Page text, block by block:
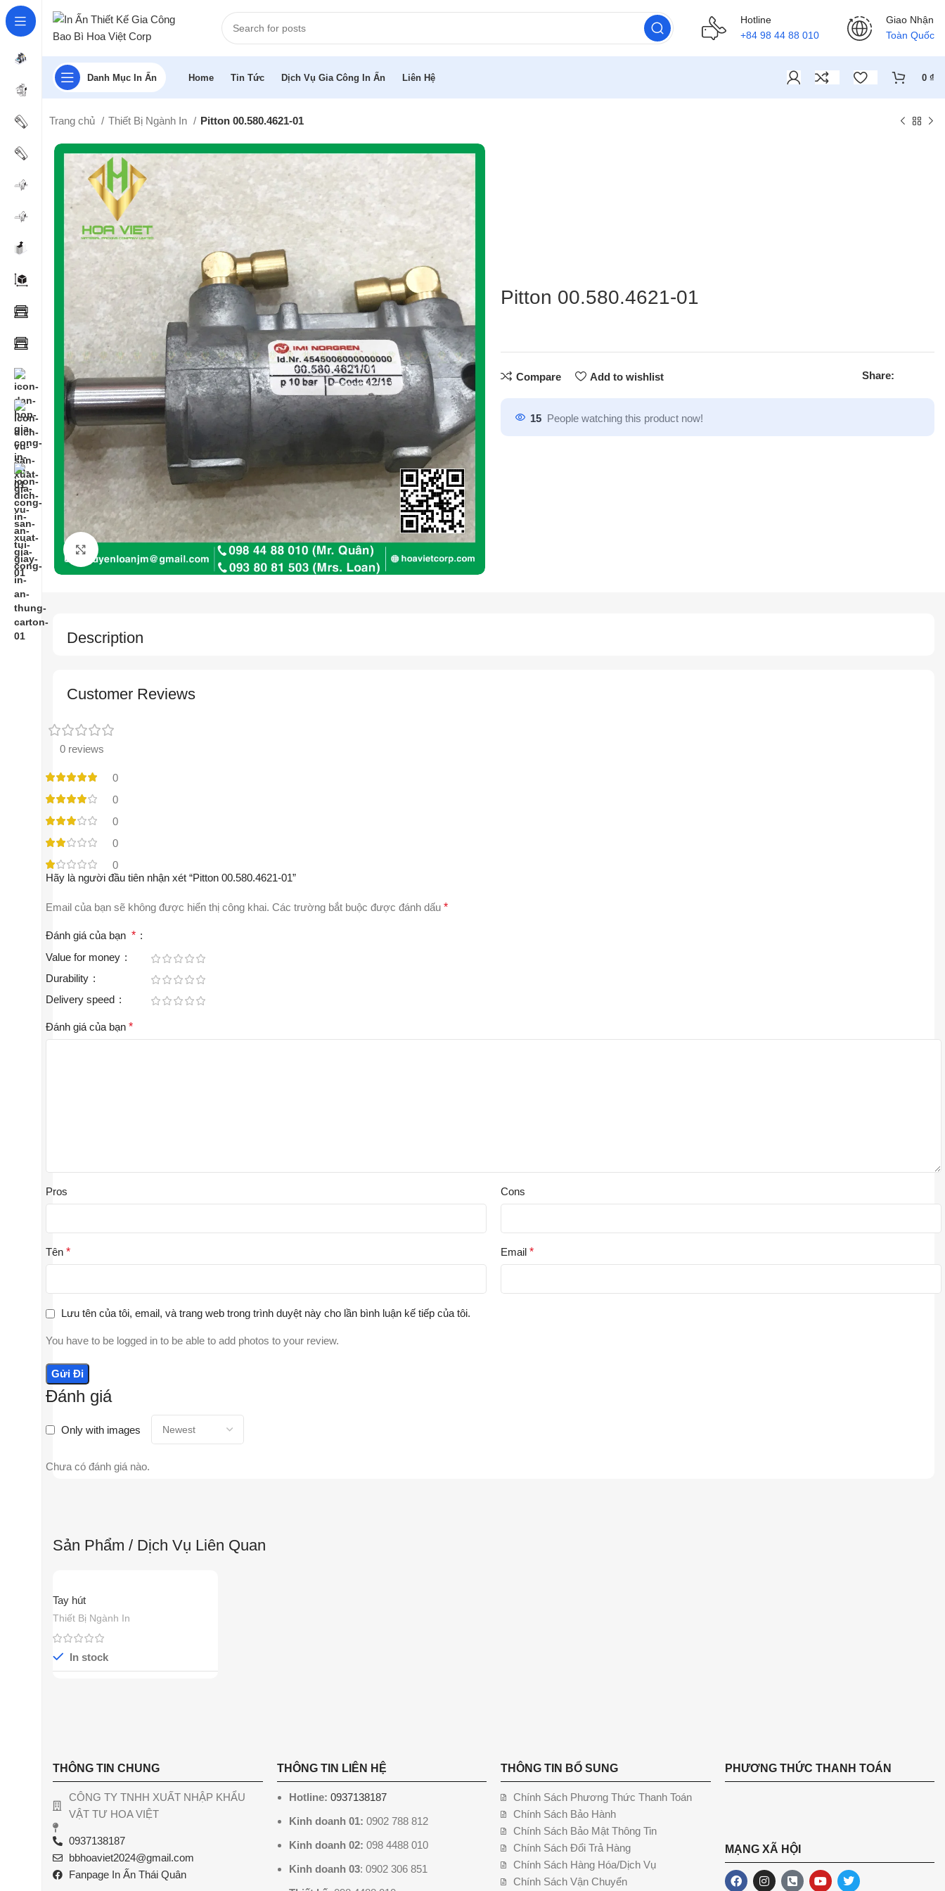
Hotline
+84 98 44 88 010
Giao Nhận
Toàn Quốc
Danh Mục In Ấn Home Tin Tức Dịch Vụ Gia Công In Ấn Liên Hệ 0 ₫
Trang chủ Thiết Bị Ngành In Pitton 00.580.4621-01
Pitton 00.580.4621-01
Compare Add to wishlist Share:
15 People watching this product now!
Description
Customer Reviews
0 reviews
0
0
0
0
0
Đánh giá
Only with images
Chưa có đánh giá nào.
Hãy là người đầu tiên nhận xét “Pitton 00.580.4621-01”
Email của bạn sẽ không được hiển thị công khai. Các trường bắt buộc được đánh dấu *
Đánh giá của bạn *
Value for money
Durability
Delivery speed
Đánh giá của bạn *
Pros Cons
Tên * Email *
Lưu tên của tôi, email, và trang web trong trình duyệt này cho lần bình luận kế tiếp của tôi.
You have to be logged in to be able to add photos to your review.
Sản Phẩm / Dịch Vụ Liên Quan
Tay hút
Thiết Bị Ngành In
In stock
THÔNG TIN CHUNG
CÔNG TY TNHH XUẤT NHẬP KHẨU
VẬT TƯ HOA VIỆT
0937138187
bbhoaviet2024@gmail.com
Fanpage In Ấn Thái Quân
THÔNG TIN LIÊN HỆ
Hotline: 0937138187
Kinh doanh 01: 0902 788 812
Kinh doanh 02: 098 4488 010
Kinh doanh 03: 0902 306 851
THÔNG TIN BỔ SUNG
Chính Sách Phương Thức Thanh Toán
Chính Sách Bảo Hành
Chính Sách Bảo Mật Thông Tin
Chính Sách Đổi Trả Hàng
Chính Sách Hàng Hóa/Dịch Vụ
Chính Sách Vận Chuyển
PHƯƠNG THỨC THANH TOÁN
MẠNG XÃ HỘI